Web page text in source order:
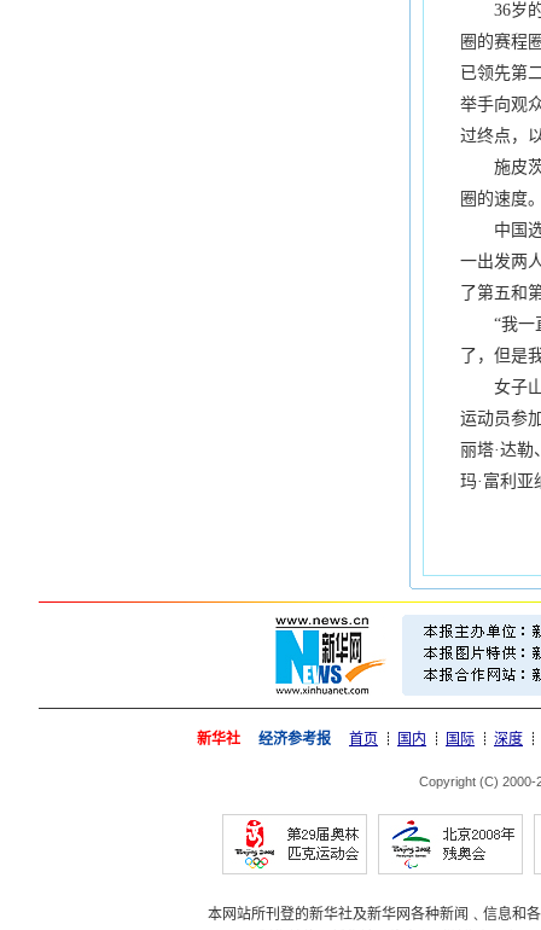
36岁的
圈的赛程
已领先第
举手向观
过终点，
施皮茨
圈的速度
中国选
一出发两
了第五和
“我一直
了，但是
女子山
运动员参
丽塔·达
玛·富利亚
新华社 经济参考报 首页 国内 国际 深度
Copyright (C) 2000-
本网站所刊登的新华社及新华网各种新闻﹑信息和